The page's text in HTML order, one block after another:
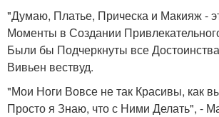
"Думаю, Платье, Прическа и Макияж -
Моменты в Создании
Были бы Подчеркнуты все
Вивьен вествуд.
"Мои Ноги Вовсе не так Красивы, как
Просто я Знаю, что с Ними Делать", -